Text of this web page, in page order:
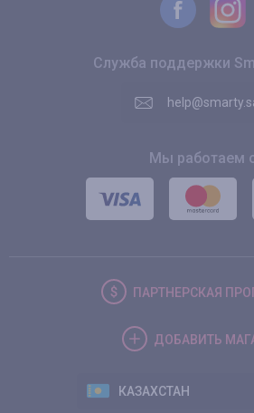
Служба поддержки
Мы работаем
ПАРТНЕРСКАЯ
ДОБАВИТЬ
КАЗАХСТАН